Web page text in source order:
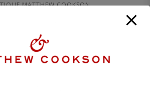
MATTHEW COOKSON
19H00 DU MARDI AU SAMEDI